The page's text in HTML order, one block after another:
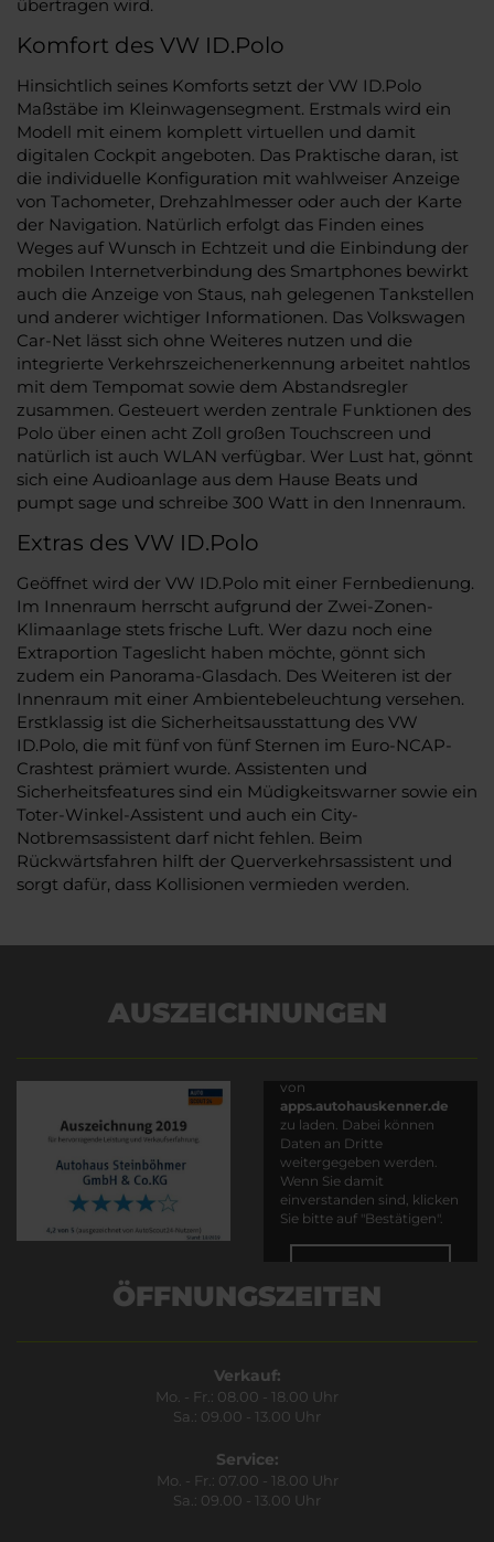
übertragen wird.
Komfort des VW ID.Polo
Hinsichtlich seines Komforts setzt der VW ID.Polo
Maßstäbe im Kleinwagensegment. Erstmals wird ein
Modell mit einem komplett virtuellen und damit
digitalen Cockpit angeboten. Das Praktische daran, ist
die individuelle Konfiguration mit wahlweiser Anzeige
von Tachometer, Drehzahlmesser oder auch der Karte
der Navigation. Natürlich erfolgt das Finden eines
Weges auf Wunsch in Echtzeit und die Einbindung der
mobilen Internetverbindung des Smartphones bewirkt
auch die Anzeige von Staus, nah gelegenen Tankstellen
und anderer wichtiger Informationen. Das Volkswagen
Car-Net lässt sich ohne Weiteres nutzen und die
integrierte Verkehrszeichenerkennung arbeitet nahtlos
mit dem Tempomat sowie dem Abstandsregler
zusammen. Gesteuert werden zentrale Funktionen des
Polo über einen acht Zoll großen Touchscreen und
natürlich ist auch WLAN verfügbar. Wer Lust hat, gönnt
sich eine Audioanlage aus dem Hause Beats und
pumpt sage und schreibe 300 Watt in den Innenraum.
Extras des VW ID.Polo
Geöffnet wird der VW ID.Polo mit einer Fernbedienung.
Im Innenraum herrscht aufgrund der Zwei-Zonen-
Klimaanlage stets frische Luft. Wer dazu noch eine
Extraportion Tageslicht haben möchte, gönnt sich
zudem ein Panorama-Glasdach. Des Weiteren ist der
Innenraum mit einer Ambientebeleuchtung versehen.
Erstklassig ist die Sicherheitsausstattung des VW
ID.Polo, die mit fünf von fünf Sternen im Euro-NCAP-
Crashtest prämiert wurde. Assistenten und
Sicherheitsfeatures sind ein Müdigkeitswarner sowie ein
Toter-Winkel-Assistent und auch ein City-
Notbremsassistent darf nicht fehlen. Beim
Rückwärtsfahren hilft der Querverkehrsassistent und
sorgt dafür, dass Kollisionen vermieden werden.
AUSZEICHNUNGEN
von
apps.autohauskenner.de
zu laden. Dabei können
Daten an Dritte
weitergegeben werden.
Wenn Sie damit
einverstanden sind, klicken
Sie bitte auf "Bestätigen".
ÖFFNUNGSZEITEN
Verkauf:
Mo. - Fr.: 08.00 - 18.00 Uhr
Sa.: 09.00 - 13.00 Uhr
Service:
Mo. - Fr.: 07.00 - 18.00 Uhr
Sa.: 09.00 - 13.00 Uhr